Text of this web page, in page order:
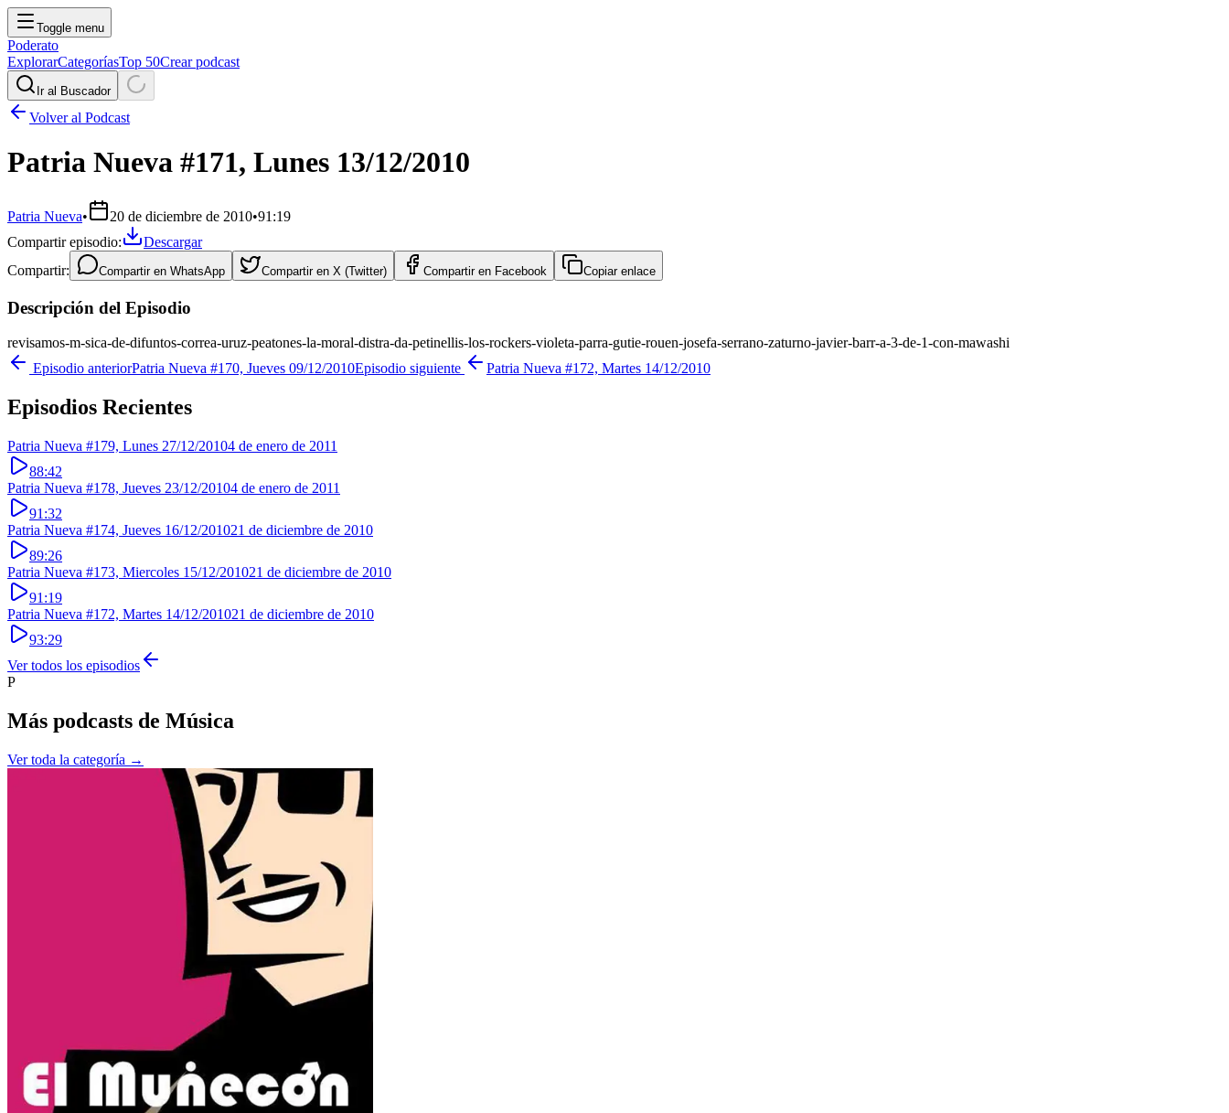
Toggle menu
Poderato
ExplorarCategoríasTop 50Crear podcast
Ir al Buscador
Volver al Podcast
Patria Nueva #171, Lunes 13/12/2010
Patria Nueva• 20 de diciembre de 2010•91:19
Compartir episodio:
Descargar
Compartir:
Compartir en WhatsApp Compartir en X (Twitter) Compartir en Facebook Copiar enlace
Descripción del Episodio
revisamos-m-sica-de-difuntos-correa-uruz-peatones-la-moral-distra-da-petinellis-los-rockers-violeta-parra-gutie-rouen-josefa-serrano-zaturno-javier-barr-a-3-de-1-con-mawashi
Episodio anteriorPatria Nueva #170, Jueves 09/12/2010Episodio siguiente Patria Nueva #172, Martes 14/12/2010
Episodios Recientes
Patria Nueva #179, Lunes 27/12/20104 de enero de 2011
88:42
Patria Nueva #178, Jueves 23/12/20104 de enero de 2011
91:32
Patria Nueva #174, Jueves 16/12/201021 de diciembre de 2010
89:26
Patria Nueva #173, Miercoles 15/12/201021 de diciembre de 2010
91:19
Patria Nueva #172, Martes 14/12/201021 de diciembre de 2010
93:29
Ver todos los episodios
P
Más podcasts de Música
Ver toda la categoría →